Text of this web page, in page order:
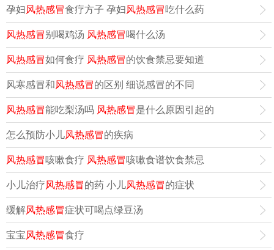
孕妇风热感冒食疗方子 孕妇风热感冒 吃什么药
风热感冒别喝鸡汤 风热感冒 喝什么汤
风热感冒如何食疗 风热感冒的饮食禁忌要知道
风寒感冒和风热感冒的区别 细说感冒的不同
风热感冒能吃梨汤吗 风热感冒是什么原因引起的
怎么预防小儿风热感冒的疾病
风热感冒 咳嗽食疗 风热感冒 咳嗽食谱饮食禁忌
小儿治疗风热感冒的药 小儿风热感冒的症状
缓解风热感冒症状可喝点绿豆汤
宝宝风热感冒食疗